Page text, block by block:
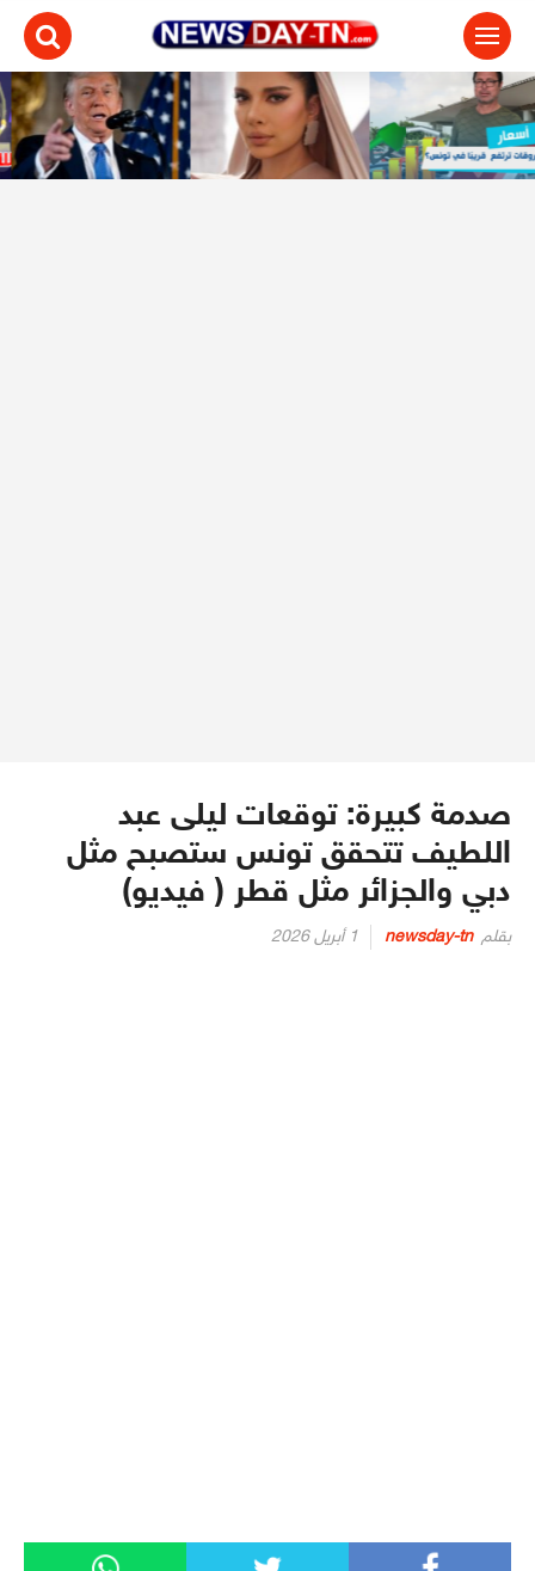
صدمة كبيرة: توقعات ليلى عبد
اللطيف تتحقق تونس ستصبح مثل
دبي والجزائر مثل قطر ( فيديو)
بقلم newsday-tn
Posted
1 أبريل 2026